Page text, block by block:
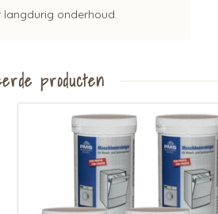
onderhoud.
producten